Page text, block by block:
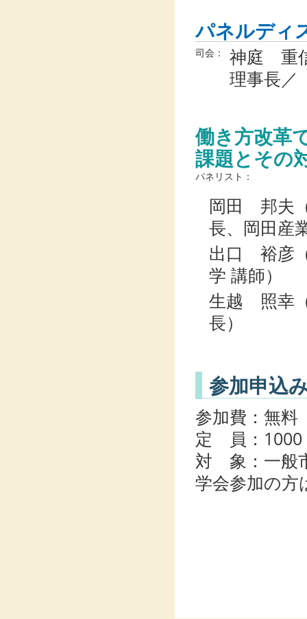
パネルディ
司会：
神庭 重
理事長／
働き方改革
課題とその
パネリスト：
岡田 邦夫
長、岡田産
出口 裕彦
学 講師）
生越 照幸
長）
参加申込
参加費：無料
定 員：1000
対 象：一般
学会参加の方